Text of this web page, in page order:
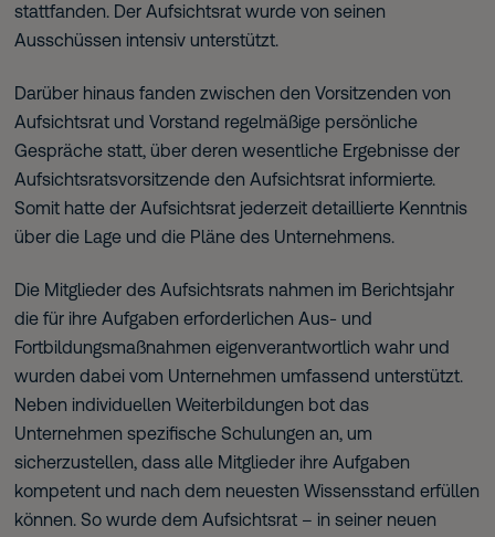
stattfanden. Der Aufsichtsrat wurde von seinen
Ausschüssen intensiv unterstützt.
Darüber hinaus fanden zwischen den Vorsitzenden von
Aufsichtsrat und Vorstand regelmäßige persönliche
Gespräche statt, über deren wesentliche Ergebnisse der
Aufsichtsratsvorsitzende den Aufsichtsrat informierte.
Somit hatte der Aufsichtsrat jederzeit detaillierte Kenntnis
über die Lage und die Pläne des Unternehmens.
Die Mitglieder des Aufsichtsrats nahmen im Berichtsjahr
die für ihre Aufgaben erforderlichen Aus- und
Fortbildungsmaßnahmen eigenverantwortlich wahr und
wurden dabei vom Unternehmen umfassend unterstützt.
Neben individuellen Weiterbildungen bot das
Unternehmen spezifische Schulungen an, um
sicherzustellen, dass alle Mitglieder ihre Aufgaben
kompetent und nach dem neuesten Wissensstand erfüllen
können. So wurde dem Aufsichtsrat – in seiner neuen